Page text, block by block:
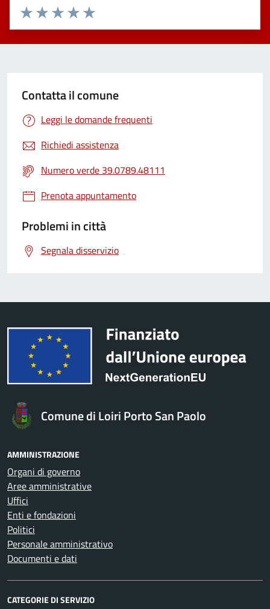
Valuta 5 stelle su 5
Valuta 4 stelle su 5
Valuta 3 stelle su 5
Valuta 2 stelle su 5
Valuta 1 stelle su 5
Contatta il comune
Leggi le domande frequenti
Richiedi assistenza
Numero verde 39.0789.48111
Prenota appuntamento
Problemi in città
Segnala disservizio
Comune di Loiri Porto San Paolo
AMMINISTRAZIONE
Organi di governo
Aree amministrative
Uffici
Enti e fondazioni
Politici
Personale amministrativo
Documenti e dati
CATEGORIE DI SERVIZIO